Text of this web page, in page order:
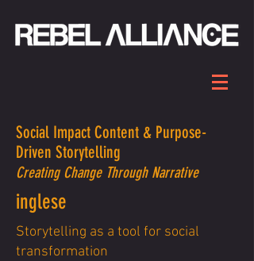
Social Impact Content & Purpose-
Driven Storytelling
Creating Change Through Narrative
inglese
Storytelling as a tool for social
transformation